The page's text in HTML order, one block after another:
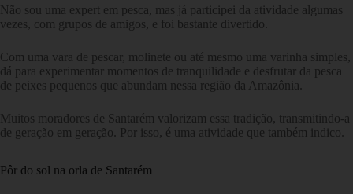
Não sou uma expert em pesca, mas já participei da atividade algumas
vezes, com grupos de amigos, e foi bastante divertido.
Com uma vara de pescar, molinete ou até mesmo uma varinha simples,
dá para experimentar momentos de tranquilidade e desfrutar da pesca
de peixes pequenos que abundam nessa região da Amazônia.
Muitos moradores de Santarém valorizam essa tradição, transmitindo-a
de geração em geração. Por isso, é uma atividade que também indico.
Pôr do sol na orla de Santarém